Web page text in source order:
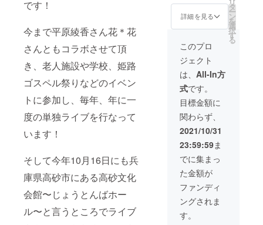
です！
今まで平原綾香さん花＊花
さんともコラボさせて頂
き、老人施設や学校、姫路
ゴスペル祭りなどのイベン
トに参加し、毎年、年に一
度の単独ライブを行なって
います！
そして今年10月16日にも兵
庫県高砂市にある高砂文化
会館〜じょうとんばホー
ル〜と言うところでライブ
の生地
で上質
材を利
用して
いるの
で肌触
り抜群
です！
また口
も広く
取り出
しやす
いで
す！ 提
供方法
＊thank
you!動
画は
メール
アドレ
ライブ
音源CD
エコ
バッグ
は、素
材厚手
コット
ンで 縦
30×幅
36(持ち
手含む
幅53) 持
ち手
5×17(折
りたた
みマチ
約10)
と、デ
ザイン
もシン
プルで
使い勝
詳細を見る
タ
ー
ン
を
選
択
す
る
このプロ
ジェクト
は、 All-In方
式です。
目標金額に
関わらず、
2021/10/31
23:59:59ま
でに集まっ
た金額が
ファンディ
ングされま
す。